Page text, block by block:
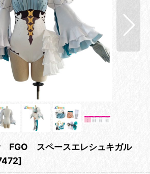
FGO スペースエレシュキガル
]